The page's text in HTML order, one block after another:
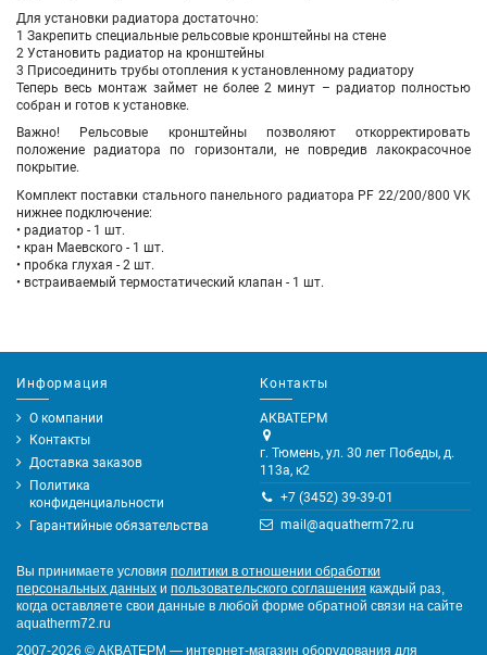
Для установки радиатора достаточно:
1 Закрепить специальные рельсовые кронштейны на стене
2 Установить радиатор на кронштейны
3 Присоединить трубы отопления к установленному радиатору
Теперь весь монтаж займет не более 2 минут – радиатор полностью
собран и готов к установке.
Важно! Рельсовые кронштейны позволяют откорректировать
положение радиатора по горизонтали, не повредив лакокрасочное
покрытие.
Комплект поставки стального панельного радиатора PF 22/200/800 VK
нижнее подключение:
• радиатор - 1 шт.
• кран Маевского - 1 шт.
• пробка глухая - 2 шт.
• встраиваемый термостатический клапан - 1 шт.
Информация
О компании
Контакты
Доставка заказов
Политика
конфиденциальности
Гарантийные обязательства
Контакты
АКВАТЕРМ
г. Тюмень, ул. 30 лет Победы, д.
113а, к2
+7 (3452) 39-39-01
mail@aquatherm72.ru
Вы принимаете условия политики в отношении обработки
персональных данных и пользовательского соглашения каждый раз,
когда оставляете свои данные в любой форме обратной связи на сайте
aquatherm72.ru
2007-2026 © АКВАТЕРМ — интернет-магазин оборудования для